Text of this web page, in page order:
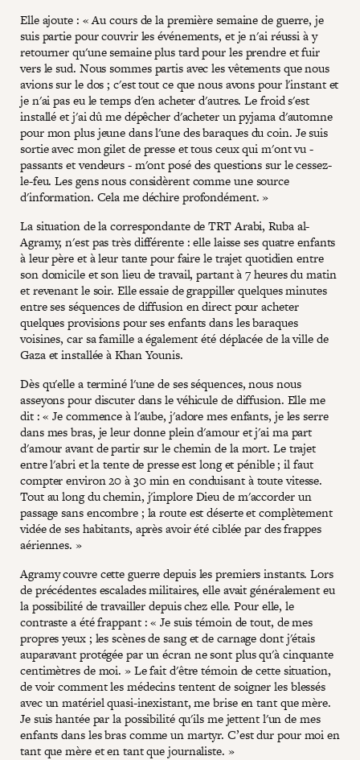
Elle ajoute : « Au cours de la première semaine de guerre, je
suis partie pour couvrir les événements, et je n'ai réussi à y
retourner qu'une semaine plus tard pour les prendre et fuir
vers le sud. Nous sommes partis avec les vêtements que nous
avions sur le dos ; c'est tout ce que nous avons pour l'instant et
je n'ai pas eu le temps d'en acheter d'autres. Le froid s'est
installé et j'ai dû me dépêcher d'acheter un pyjama d'automne
pour mon plus jeune dans l'une des baraques du coin. Je suis
sortie avec mon gilet de presse et tous ceux qui m'ont vu -
passants et vendeurs - m'ont posé des questions sur le cessez-
le-feu. Les gens nous considèrent comme une source
d'information. Cela me déchire profondément. »
La situation de la correspondante de TRT Arabi, Ruba al-
Agramy, n'est pas très différente : elle laisse ses quatre enfants
à leur père et à leur tante pour faire le trajet quotidien entre
son domicile et son lieu de travail, partant à 7 heures du matin
et revenant le soir. Elle essaie de grappiller quelques minutes
entre ses séquences de diffusion en direct pour acheter
quelques provisions pour ses enfants dans les baraques
voisines, car sa famille a également été déplacée de la ville de
Gaza et installée à Khan Younis.
Dès qu'elle a terminé l'une de ses séquences, nous nous
asseyons pour discuter dans le véhicule de diffusion. Elle me
dit : « Je commence à l'aube, j'adore mes enfants, je les serre
dans mes bras, je leur donne plein d'amour et j'ai ma part
d'amour avant de partir sur le chemin de la mort. Le trajet
entre l'abri et la tente de presse est long et pénible ; il faut
compter environ 20 à 30 min en conduisant à toute vitesse.
Tout au long du chemin, j'implore Dieu de m'accorder un
passage sans encombre ; la route est déserte et complètement
vidée de ses habitants, après avoir été ciblée par des frappes
aériennes. »
Agramy couvre cette guerre depuis les premiers instants. Lors
de précédentes escalades militaires, elle avait généralement eu
la possibilité de travailler depuis chez elle. Pour elle, le
contraste a été frappant : « Je suis témoin de tout, de mes
propres yeux ; les scènes de sang et de carnage dont j'étais
auparavant protégée par un écran ne sont plus qu'à cinquante
centimètres de moi. » Le fait d'être témoin de cette situation,
de voir comment les médecins tentent de soigner les blessés
avec un matériel quasi-inexistant, me brise en tant que mère.
Je suis hantée par la possibilité qu'ils me jettent l'un de mes
enfants dans les bras comme un martyr. C’est dur pour moi en
tant que mère et en tant que journaliste. »